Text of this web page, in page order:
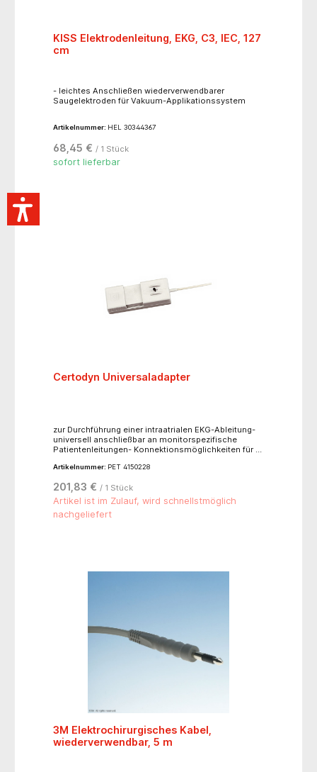
KISS Elektrodenleitung, EKG, C3, IEC, 127
cm
- leichtes Anschließen wiederverwendbarer
Saugelektroden für Vakuum-Applikationssystem
Artikelnummer: HEL 30344367
68,45 € / 1 Stück
sofort lieferbar
Certodyn Universaladapter
zur Durchführung einer intraatrialen EKG-Ableitung-
universell anschließbar an monitorspezifische
Patientenleitungen- Konnektionsmöglichkeiten für 4
berührungssichere Kabelanschlussbuchse für
extrakorporalem EKG auf intraatriales EKG
Artikelnummer: PET 4150228
201,83 € / 1 Stück
Artikel ist im Zulauf, wird schnellstmöglich
nachgeliefert
3M Elektrochirurgisches Kabel,
wiederverwendbar, 5 m